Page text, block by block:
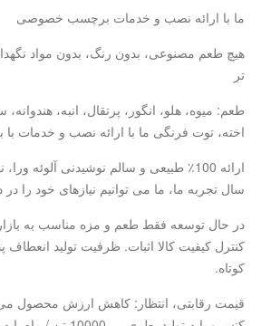
ما با ارائه نصب و خدمات برچسب خصوصی
هیچ طعم مصنوعی، بدون رنگ، بدون مواد
تر
طعم: میوه، هلو، انگور، پرتقال، انبه،
اخته، توت فرنگی ما با ارائه نصب و
سال تجربه ما، ما می توانیم نیازهای خود را در
در حال توسعه فقط طعم و مزه مناسب به
کنترل کیفیت کالا اثبات. ظرفیت تولید انعطاف
کوتاه.
قیمت رقابتی، انتظار: کاهش ارزش محصول